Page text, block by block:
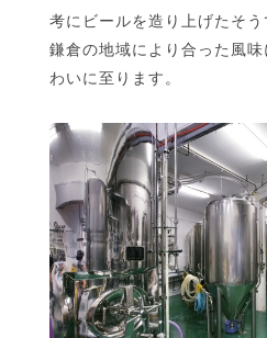
考にビールを造り上げたそう
鎌倉の地域により合った風
わいに至ります。